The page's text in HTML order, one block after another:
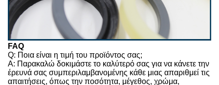
FAQ
Q: Ποια είναι η τιμή του προϊόντος σας;
Α: Παρακαλώ δοκιμάστε το καλύτερό σας για να κάνετε την
έρευνά σας συμπεριλαμβανομένης κάθε μιας απαριθμεί τις
απαιτήσεις, όπως την ποσότητα, μέγεθος, χρώμα,